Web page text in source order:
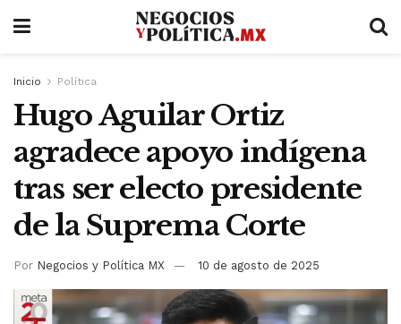
Inicio Política
Hugo Aguilar Ortiz
agradece apoyo indígena
tras ser electo presidente
de la Suprema Corte
Por Negocios y Política MX 10 de agosto de 2025